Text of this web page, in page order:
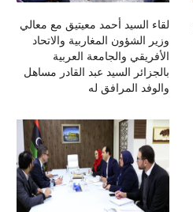
لقاء السيد أحمد معيتيق مع معالي
وزير الشؤون المغاربية والاتحاد
الأفريقي والجامعة العربية
بالجزائر السيد عبد القادر مساهل
والوفد المرافق له